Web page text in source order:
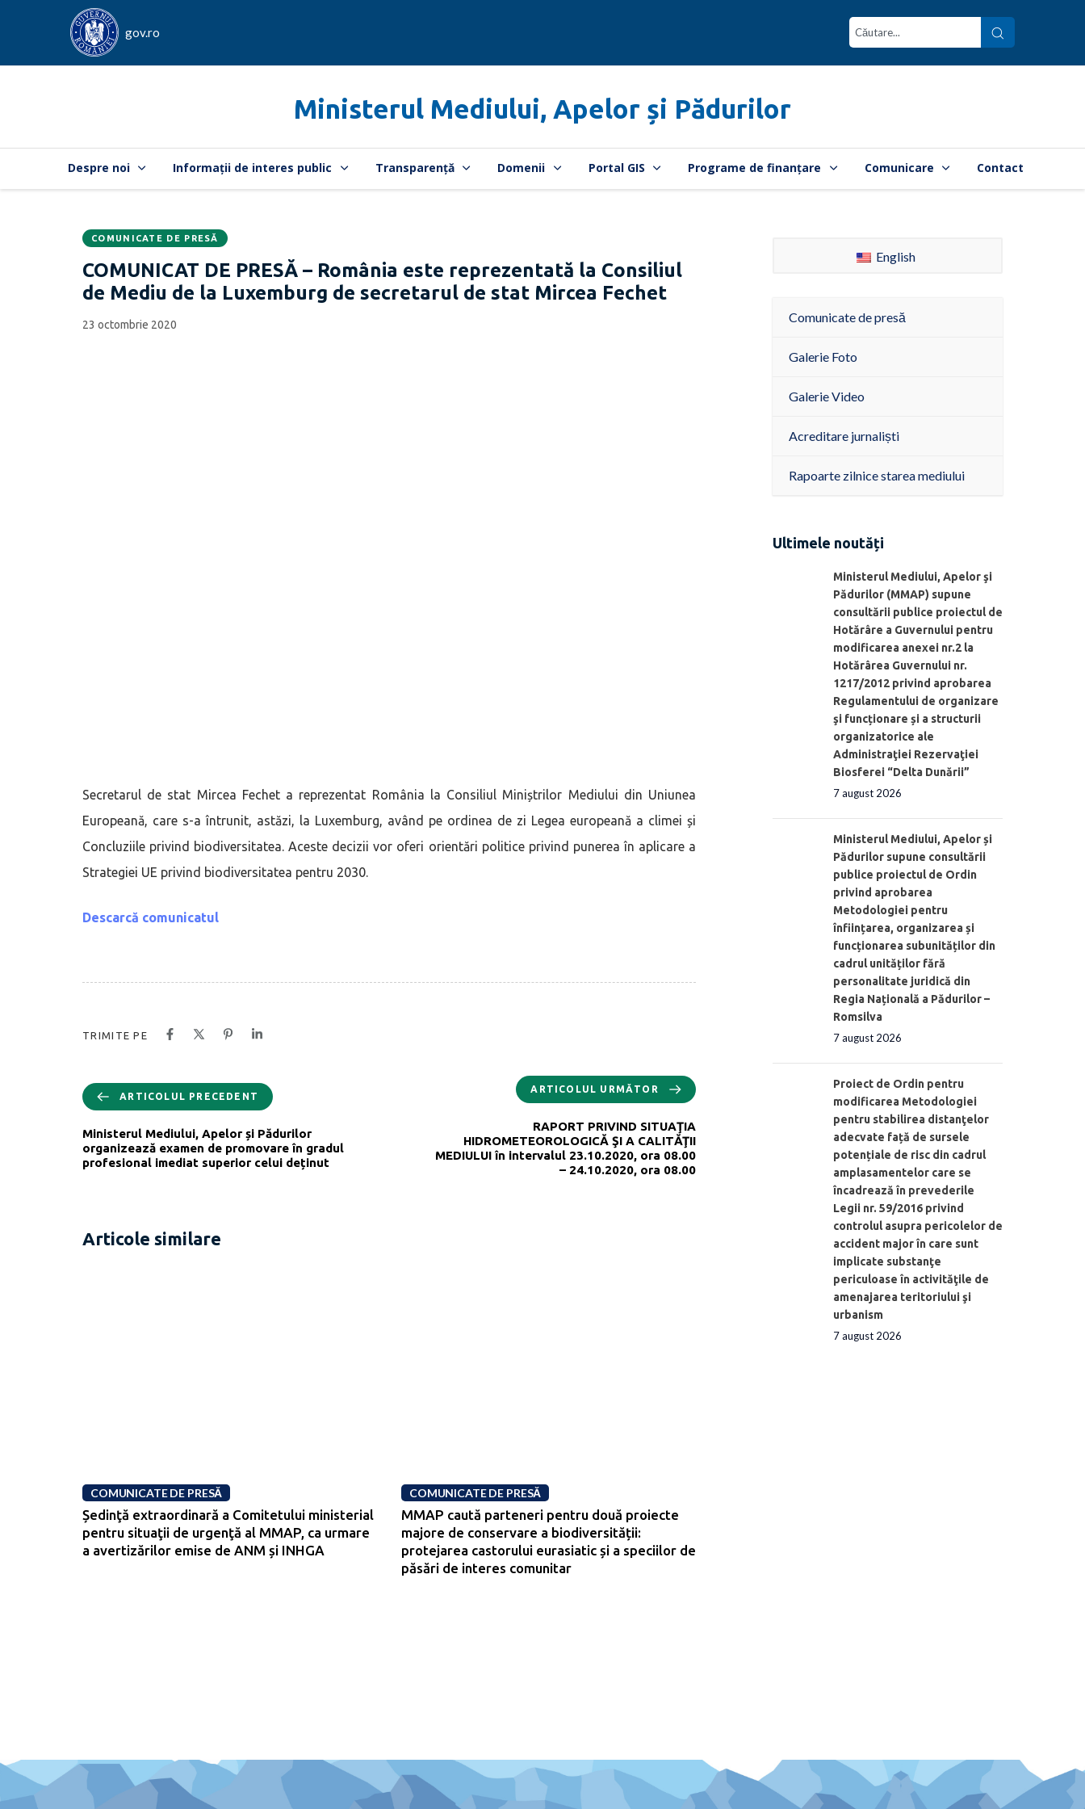
gov.ro
Ministerul Mediului, Apelor și Pădurilor
Despre noi Informații de interes public Transparență Domenii Portal GIS Programe de finanțare Comunicare Contact
CATEGORIA:
COMUNICATE DE PRESĂ
COMUNICAT DE PRESĂ – România este reprezentată la Consiliul
de Mediu de la Luxemburg de secretarul de stat Mircea Fechet
Data
publicării:
23 octombrie 2020
Secretarul de stat Mircea Fechet a reprezentat România la Consiliul Miniștrilor Mediului din Uniunea
Europeană, care s-a întrunit, astăzi, la Luxemburg, având pe ordinea de zi Legea europeană a climei și
Concluziile privind biodiversitatea. Aceste decizii vor oferi orientări politice privind punerea în aplicare a
Strategiei UE privind biodiversitatea pentru 2030.
Descarcă comunicatul
TRIMITE PE
ARTICOLUL PRECEDENT
Ministerul Mediului, Apelor și Pădurilor
organizează examen de promovare în gradul
profesional imediat superior celui deținut
ARTICOLUL URMĂTOR
RAPORT PRIVIND SITUAŢIA
HIDROMETEOROLOGICĂ ŞI A CALITĂŢII
MEDIULUI în intervalul 23.10.2020, ora 08.00
– 24.10.2020, ora 08.00
Articole similare
COMUNICATE DE PRESĂ
Ședinţă extraordinară a Comitetului ministerial
pentru situaţii de urgenţă al MMAP, ca urmare
a avertizărilor emise de ANM și INHGA
COMUNICATE DE PRESĂ
MMAP caută parteneri pentru două proiecte
majore de conservare a biodiversității:
protejarea castorului eurasiatic și a speciilor de
păsări de interes comunitar
English
Comunicate de presă
Galerie Foto
Galerie Video
Acreditare jurnaliști
Rapoarte zilnice starea mediului
Ultimele noutăți
Ministerul Mediului, Apelor şi
Pădurilor (MMAP) supune
consultării publice proiectul de
Hotărâre a Guvernului pentru
modificarea anexei nr.2 la
Hotărârea Guvernului nr.
1217/2012 privind aprobarea
Regulamentului de organizare
şi funcționare și a structurii
organizatorice ale
Administraţiei Rezervaţiei
Biosferei “Delta Dunării”
7 august 2026
Ministerul Mediului, Apelor și
Pădurilor supune consultării
publice proiectul de Ordin
privind aprobarea
Metodologiei pentru
înființarea, organizarea și
funcționarea subunităților din
cadrul unităților fără
personalitate juridică din
Regia Națională a Pădurilor –
Romsilva
7 august 2026
Proiect de Ordin pentru
modificarea Metodologiei
pentru stabilirea distanţelor
adecvate față de sursele
potențiale de risc din cadrul
amplasamentelor care se
încadrează în prevederile
Legii nr. 59/2016 privind
controlul asupra pericolelor de
accident major în care sunt
implicate substanţe
periculoase în activităţile de
amenajarea teritoriului şi
urbanism
7 august 2026